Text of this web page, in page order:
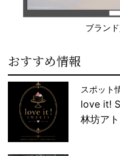
ブラン
おすすめ情報
スポット
love it!
林坊ア